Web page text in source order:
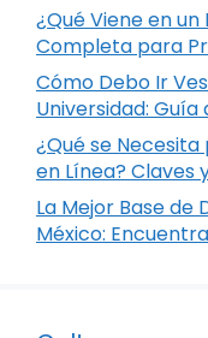
¿Qué Viene en
Completa para
Cómo Debo Ir
Universidad: Guía
¿Qué se
en Línea? Claves
La Mejor Base de
México: